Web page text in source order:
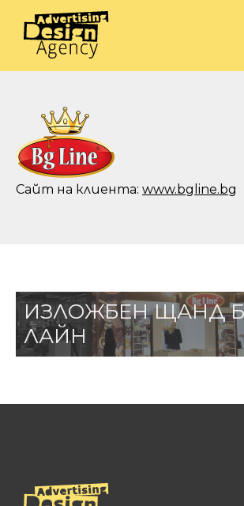
Сайт на клиента: www.bgline.bg
ИЗЛОЖБЕН ЩАНД
ЛАЙН